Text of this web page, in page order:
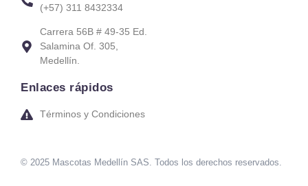
(+57) 311 8432334
Carrera 56B # 49-35 Ed.
Salamina Of. 305,
Medellín.
Enlaces rápidos
Términos y Condiciones
© 2025 Mascotas Medellín SAS. Todos los derechos reservados.